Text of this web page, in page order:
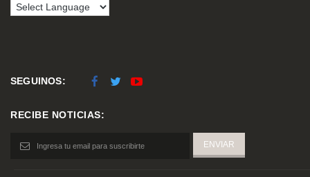
SEGUINOS:
RECIBE NOTICIAS: